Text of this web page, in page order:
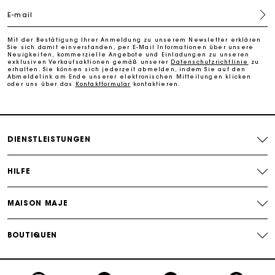
Die Maje-Geschenkkarte: Die beste Möglichkeit, das
perfekte Geschenk zu machen
E-mail
Mit der Bestätigung Ihrer Anmeldung zu unserem Newsletter erklären
Sie sich damit einverstanden, per E-Mail Informationen über unsere
Neuigkeiten, kommerzielle Angebote und Einladungen zu unseren
exklusiven Verkaufsaktionen gemäß unserer Datenschutzrichtlinie
zu
erhalten. Sie können sich jederzeit abmelden, indem Sie auf den
Abmeldelink am Ende unserer elektronischen Mitteilungen klicken
oder uns über das
Kontaktformular kontaktieren.
DIENSTLEISTUNGEN
HILFE
MAISON MAJE
BOUTIQUEN